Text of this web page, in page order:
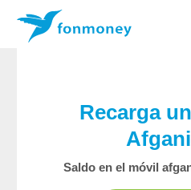
Recarga
Saldo en el móvil